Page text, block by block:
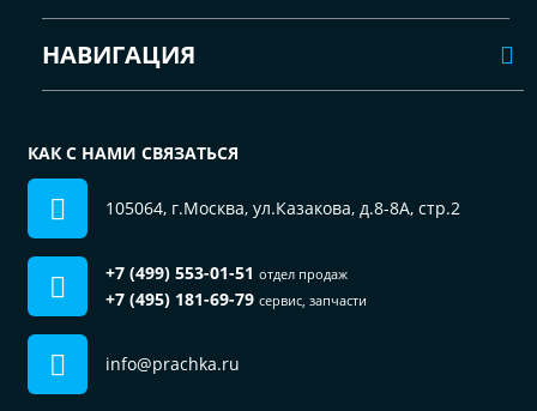
НАВИГАЦИЯ
КАК С НАМИ СВЯЗАТЬСЯ
105064, г.Москва, ул.Казакова, д.8-8А, стр.2
+7 (499) 553-01-51 отдел продаж
+7 (495) 181-69-79 сервис, запчасти
info@prachka.ru